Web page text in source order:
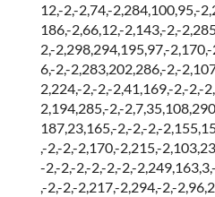
12,-2,-2,74,-2,284,100,95,-
186,-2,66,12,-2,143,-2,-
2,-2,298,294,195,97,-
6,-2,-2,283,202,286,-2,-
2,224,-2,-2,-2,41,169,-2,-2,-
2,194,285,-2,-
187,23,165,-2,-2,-2,-
,-2,-2,-2,170,-2,215,-
-2,-2,-2,-2,-2,-2,-
,-2,-2,-2,217,-2,294,-2,-